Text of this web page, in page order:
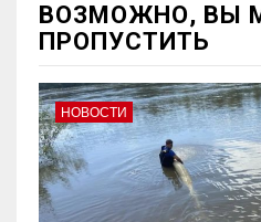
ВОЗМОЖНО, ВЫ
ПРОПУСТИТЬ
НОВОСТИ